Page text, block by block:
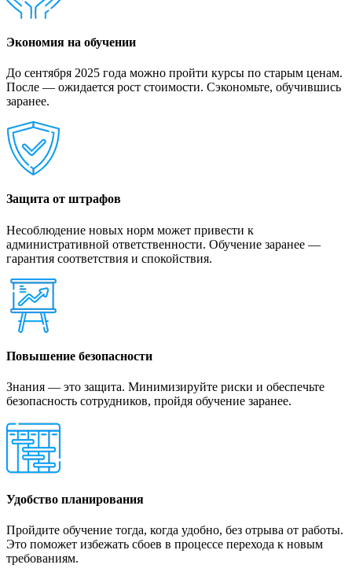
Экономия на обучении
До сентября 2025 года можно пройти курсы по старым ценам.
После — ожидается рост стоимости. Сэкономьте, обучившись
заранее.
Защита от штрафов
Несоблюдение новых норм может привести к
административной ответственности. Обучение заранее —
гарантия соответствия и спокойствия.
Повышение безопасности
Знания — это защита. Минимизируйте риски и обеспечьте
безопасность сотрудников, пройдя обучение заранее.
Удобство планирования
Пройдите обучение тогда, когда удобно, без отрыва от работы.
Это поможет избежать сбоев в процессе перехода к новым
требованиям.